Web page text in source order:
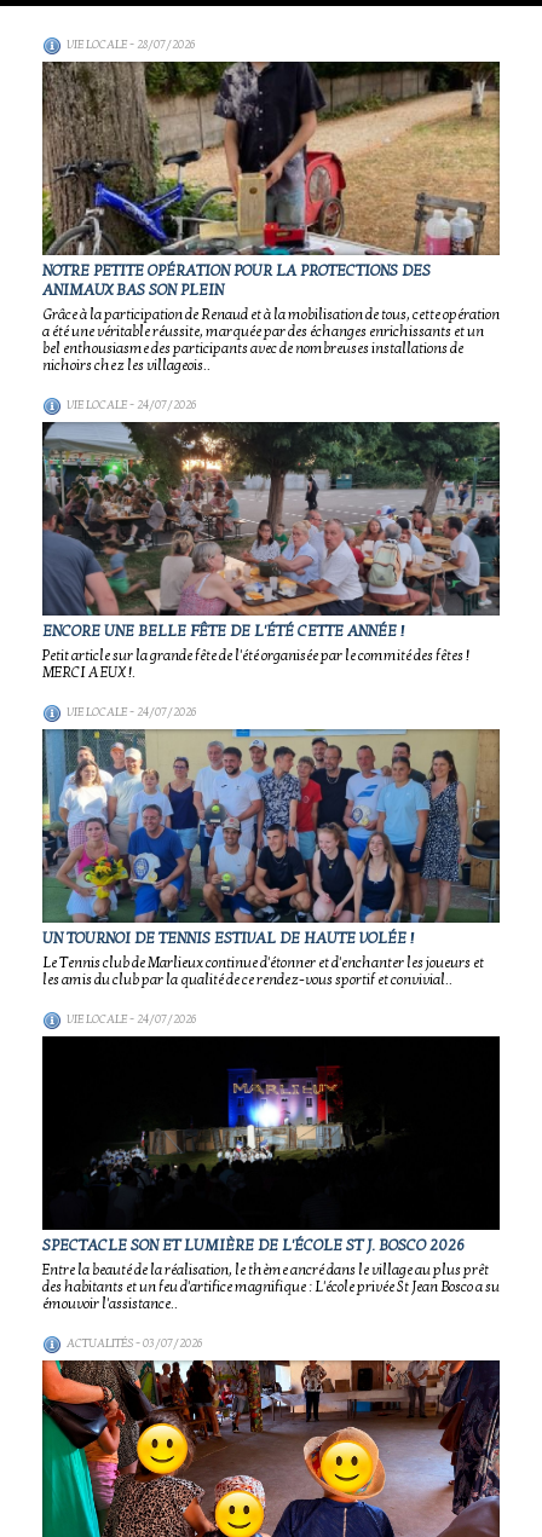
VIE LOCALE- 28/07/2026
NOTRE PETITE OPÉRATION POUR LA PROTECTIONS DES
ANIMAUX BAS SON PLEIN
Grâce à la participation de Renaud et à la mobilisation de tous, cette opération
a été une véritable réussite, marquée par des échanges enrichissants et un
bel enthousiasme des participants avec de nombreuses installations de
nichoirs chez les villageois..
VIE LOCALE- 24/07/2026
ENCORE UNE BELLE FÊTE DE L'ÉTÉ CETTE ANNÉE !
Petit article sur la grande fête de l'été organisée par le commité des fêtes !
MERCI A EUX !.
VIE LOCALE- 24/07/2026
UN TOURNOI DE TENNIS ESTIVAL DE HAUTE VOLÉE !
Le Tennis club de Marlieux continue d'étonner et d'enchanter les joueurs et
les amis du club par la qualité de ce rendez-vous sportif et convivial..
VIE LOCALE- 24/07/2026
SPECTACLE SON ET LUMIÈRE DE L'ÉCOLE ST J. BOSCO 2026
Entre la beauté de la réalisation, le thème ancré dans le village au plus prêt
des habitants et un feu d'artifice magnifique : L'école privée St Jean Bosco a su
émouvoir l'assistance..
ACTUALITÉS- 03/07/2026